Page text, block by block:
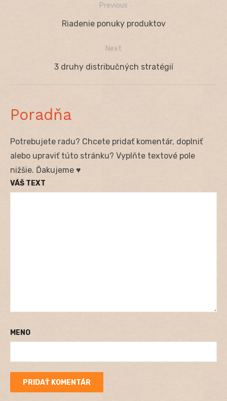
Navigácia
Previous
Previous
Riadenie ponuky produktov
Next
Next
3 druhy distribučných stratégií
Poradňa
Potrebujete radu? Chcete pridať komentár, doplniť
alebo upraviť túto stránku? Vyplňte textové pole
nižšie. Ďakujeme ♥
VÁŠ TEXT
MENO